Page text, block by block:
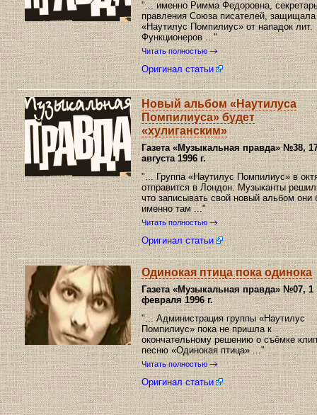
"... именно Римма Федоровна,
правления Союза писателей, защищала
«Наутилус Помпилиус» от нападок лит.
Функционеров ..."
Читать полностью
Оригинал статьи
Новый альбом «Наутилуса
Помпилиуса» будет
«хулиганским»
Газета «Музыкальная правда»№38,
августа 1996 г.
"... Группа «Наутилус Помпилиус» в
отправится в Лондон. Музыканты
что записывать свой новый альбом они
именно там ..."
Читать полностью
Оригинал статьи
Одинокая птица пока одинока
Газета «Музыкальная правда» №07, 1
февраля 1996 г.
"... Администрация группы «Наутилус
Помпилиус» пока не пришла к
окончательному решению о съёмке
песню «Одинокая птица» ..."
Читать полностью
Оригинал статьи